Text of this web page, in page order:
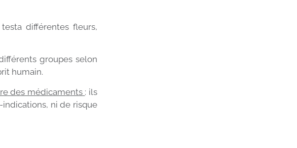
différentes fleurs,
groupes selon
humain.
des médicaments : ils
indications, ni de risque